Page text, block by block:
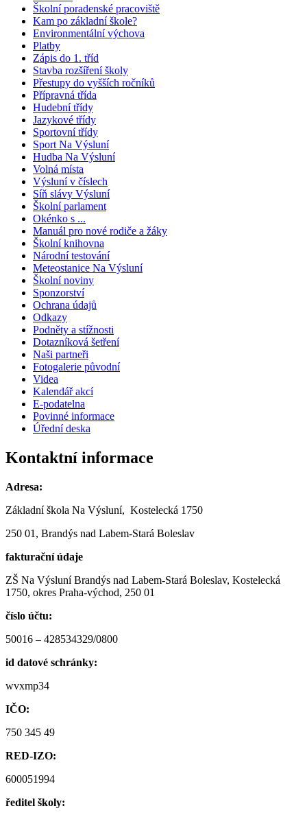
Školní poradenské pracoviště
Kam po základní škole?
Environmentální výchova
Platby
Zápis do 1. tříd
Stavba rozšíření školy
Přestupy do vyšších ročníků
Přípravná třída
Hudební třídy
Jazykové třídy
Sportovní třídy
Sport Na Výsluní
Hudba Na Výsluní
Volná místa
Výsluní v číslech
Síň slávy Výsluní
Školní parlament
Okénko s ...
Manuál pro nové rodiče a žáky
Školní knihovna
Národní testování
Meteostanice Na Výsluní
Školní noviny
Sponzorství
Ochrana údajů
Odkazy
Podněty a stížnosti
Dotazníková šetření
Naši partneři
Fotogalerie původní
Videa
Kalendář akcí
E-podatelna
Povinné informace
Úřední deska
Kontaktní informace
Adresa:
Základní škola Na Výsluní, Kostelecká 1750
250 01, Brandýs nad Labem-Stará Boleslav
fakturační údaje
ZŠ Na Výsluní Brandýs nad Labem-Stará Boleslav, Kostelecká
1750, okres Praha-východ, 250 01
číslo účtu:
50016 – 428534329/0800
id datové schránky:
wvxmp34
IČO:
750 345 49
RED-IZO:
600051994
ředitel školy: